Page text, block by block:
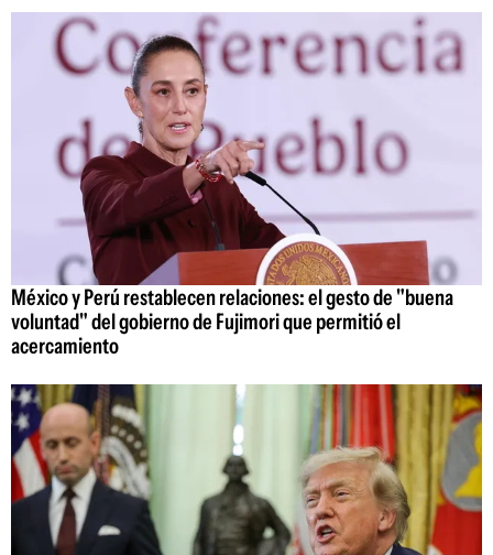
México y Perú restablecen relaciones: el gesto de "buena
voluntad" del gobierno de Fujimori que permitió el
acercamiento